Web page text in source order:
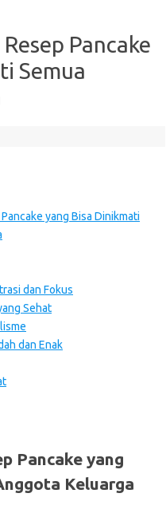
Pancake
Semua
yang Bisa Dinikmati
dan Fokus
Sehat
dan Enak
Pancake yang
Keluarga